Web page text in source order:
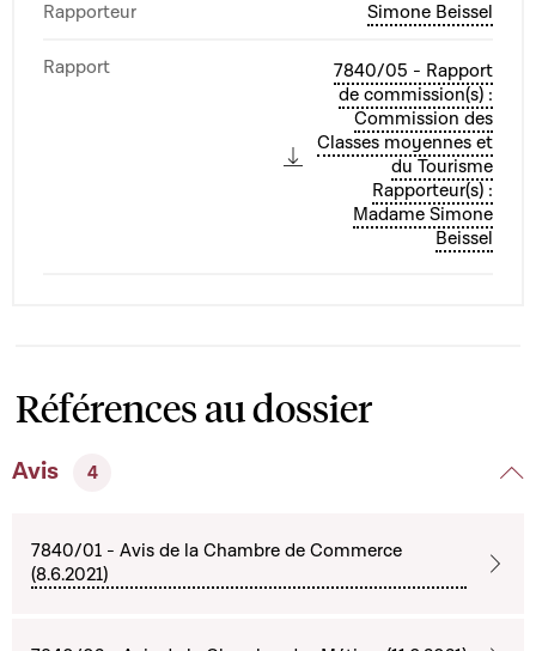
Rapporteur Simone Beissel
Rapport
7840/05 - Rapport
de commission(s) :
Commission des
Classes moyennes et
du Tourisme
Rapporteur(s) :
Madame Simone
Beissel
Références au dossier
Avis 4
7840/01 - Avis de la Chambre de Commerce
(8.6.2021)